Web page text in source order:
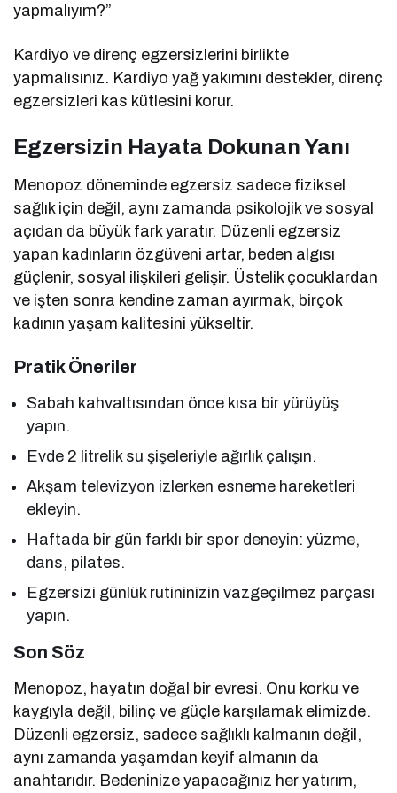
yapmalıyım?”
Kardiyo ve direnç egzersizlerini birlikte
yapmalısınız. Kardiyo yağ yakımını destekler, direnç
egzersizleri kas kütlesini korur.
Egzersizin Hayata Dokunan Yanı
Menopoz döneminde egzersiz sadece fiziksel
sağlık için değil, aynı zamanda psikolojik ve sosyal
açıdan da büyük fark yaratır. Düzenli egzersiz
yapan kadınların özgüveni artar, beden algısı
güçlenir, sosyal ilişkileri gelişir. Üstelik çocuklardan
ve işten sonra kendine zaman ayırmak, birçok
kadının yaşam kalitesini yükseltir.
Pratik Öneriler
Sabah kahvaltısından önce kısa bir yürüyüş
yapın.
Evde 2 litrelik su şişeleriyle ağırlık çalışın.
Akşam televizyon izlerken esneme hareketleri
ekleyin.
Haftada bir gün farklı bir spor deneyin: yüzme,
dans, pilates.
Egzersizi günlük rutininizin vazgeçilmez parçası
yapın.
Son Söz
Menopoz, hayatın doğal bir evresi. Onu korku ve
kaygıyla değil, bilinç ve güçle karşılamak elimizde.
Düzenli egzersiz, sadece sağlıklı kalmanın değil,
aynı zamanda yaşamdan keyif almanın da
anahtarıdır. Bedeninize yapacağınız her yatırım,